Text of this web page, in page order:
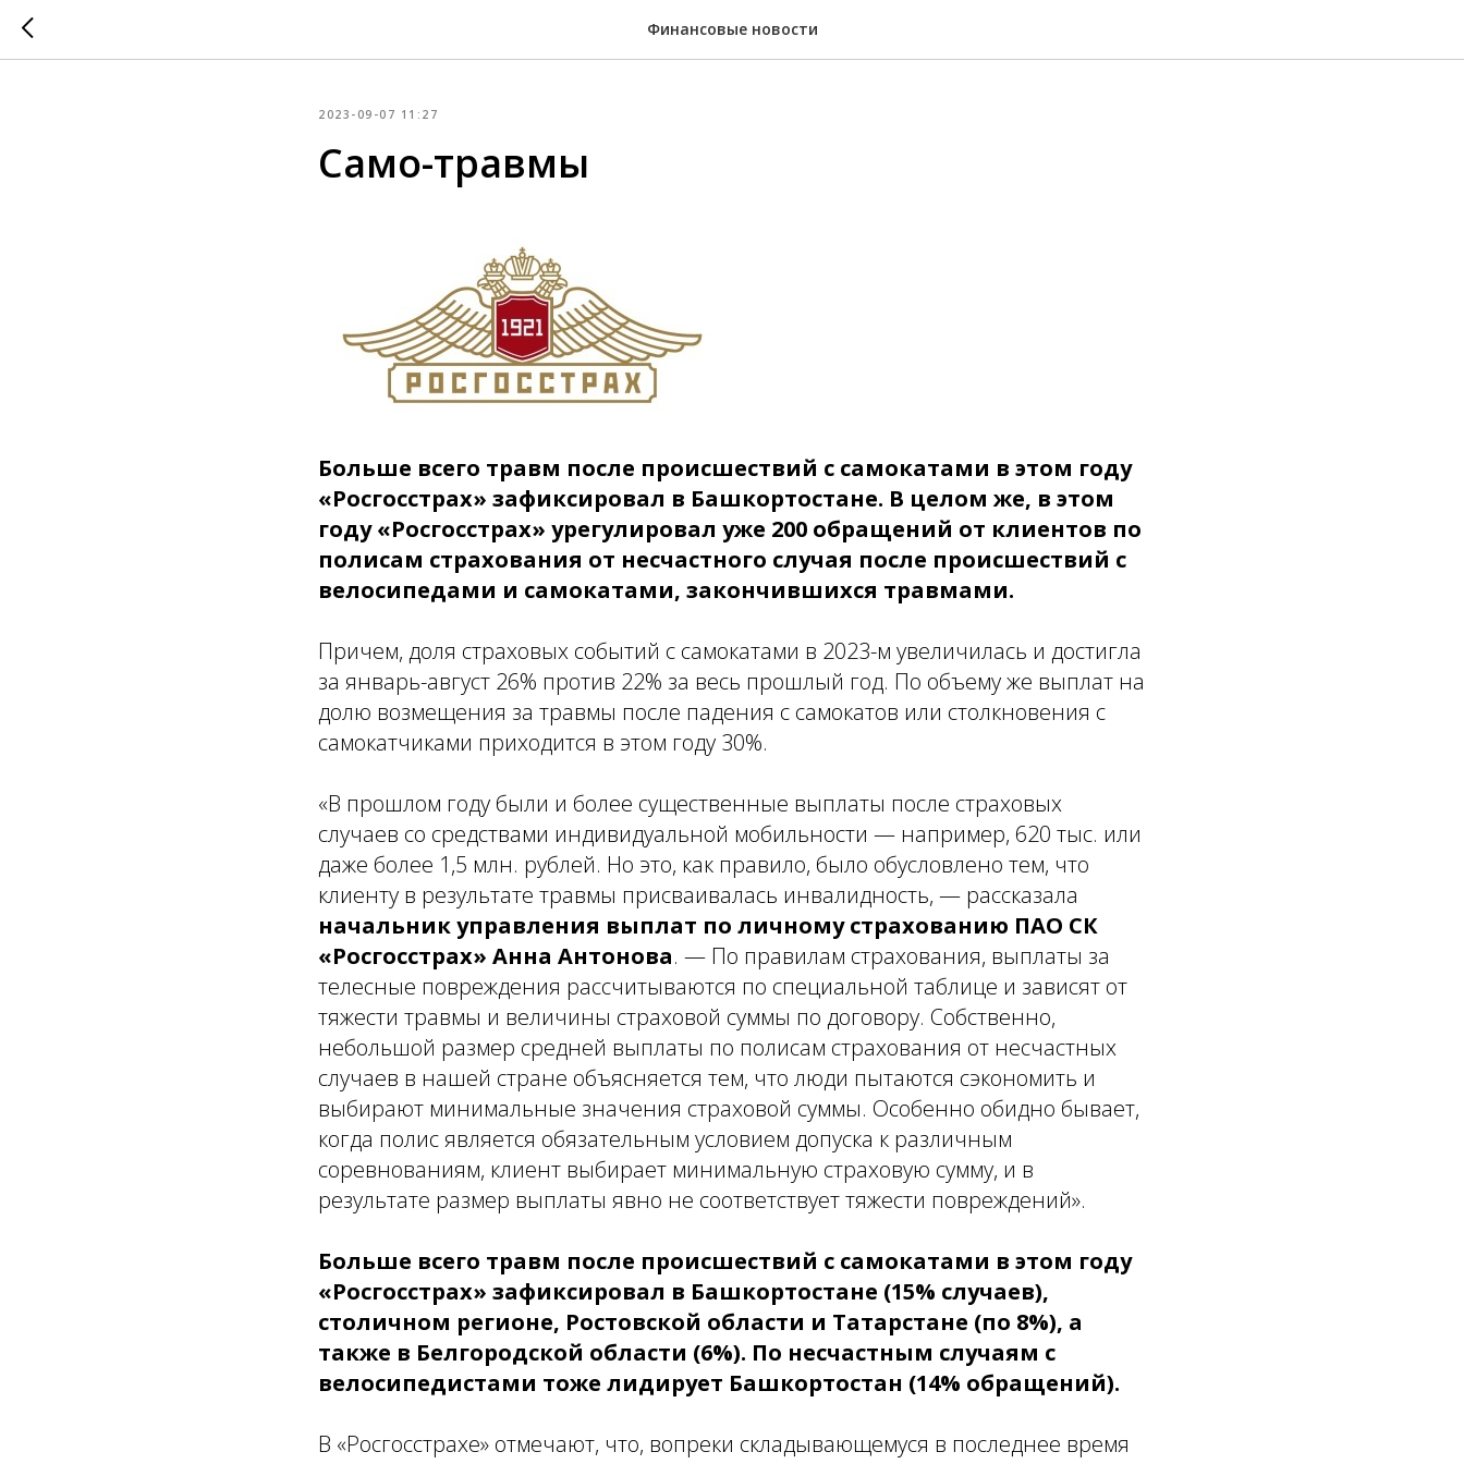
Финансовые новости
2023-09-07 11:27
Само-травмы
Больше всего травм после происшествий с самокатами в этом году
«Росгосстрах» зафиксировал в Башкортостане. В целом же, в этом
году «Росгосстрах» урегулировал уже 200 обращений от клиентов по
полисам страхования от несчастного случая после происшествий с
велосипедами и самокатами, закончившихся травмами.
Причем, доля страховых событий с самокатами в 2023-м увеличилась и достигла
за январь-август 26% против 22% за весь прошлый год. По объему же выплат на
долю возмещения за травмы после падения с самокатов или столкновения с
самокатчиками приходится в этом году 30%.
«В прошлом году были и более существенные выплаты после страховых
случаев со средствами индивидуальной мобильности — например, 620 тыс. или
даже более 1,5 млн. рублей. Но это, как правило, было обусловлено тем, что
клиенту в результате травмы присваивалась инвалидность, — рассказала
начальник управления выплат по личному страхованию ПАО СК
«Росгосстрах» Анна Антонова. — По правилам страхования, выплаты за
телесные повреждения рассчитываются по специальной таблице и зависят от
тяжести травмы и величины страховой суммы по договору. Собственно,
небольшой размер средней выплаты по полисам страхования от несчастных
случаев в нашей стране объясняется тем, что люди пытаются сэкономить и
выбирают минимальные значения страховой суммы. Особенно обидно бывает,
когда полис является обязательным условием допуска к различным
соревнованиям, клиент выбирает минимальную страховую сумму, и в
результате размер выплаты явно не соответствует тяжести повреждений».
Больше всего травм после происшествий с самокатами в этом году
«Росгосстрах» зафиксировал в Башкортостане (15% случаев),
столичном регионе, Ростовской области и Татарстане (по 8%), а
также в Белгородской области (6%). По несчастным случаям с
велосипедистами тоже лидирует Башкортостан (14% обращений).
В «Росгосстрахе» отмечают, что, вопреки складывающемуся в последнее время